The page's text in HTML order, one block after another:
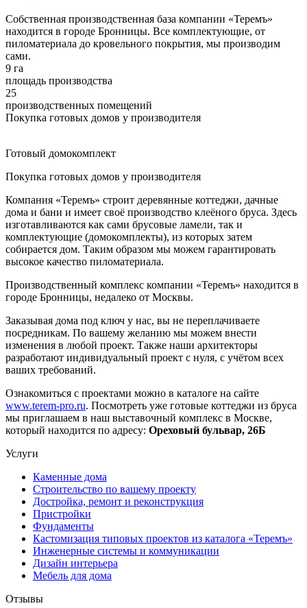
Собственная производственная база компании «Теремъ»
находится в городе Бронницы. Все комплектующие, от
пиломатериала до кровельного покрытия, мы производим
сами.
9 га
площадь производства
25
производственных помещений
Покупка готовых домов у производителя
Готовый домокомплект
Покупка готовых домов у производителя
Компания «Теремъ» строит деревянные коттеджи, дачные
дома и бани и имеет своё производство клеёного бруса. Здесь
изготавливаются как сами брусовые ламели, так и
комплектующие (домокомплекты), из которых затем
собирается дом. Таким образом мы можем гарантировать
высокое качество пиломатериала.
Производственный комплекс компании «Теремъ» находится в
городе Бронницы, недалеко от Москвы.
Заказывая дома под ключ у нас, вы не переплачиваете
посредникам. По вашему желанию мы можем внести
изменения в любой проект. Также наши архитекторы
разработают индивидуальный проект с нуля, с учётом всех
ваших требований.
Ознакомиться с проектами можно в каталоге на сайте
www.terem-pro.ru. Посмотреть уже готовые коттеджи из бруса
мы приглашаем в наш выставочный комплекс в Москве,
который находится по адресу: Ореховый бульвар, 26Б
Услуги
Каменные дома
Строительство по вашему проекту
Достройка, ремонт и реконструкция
Пристройки
Фундаменты
Кастомизация типовых проектов из каталога «Теремъ»
Инженерные системы и коммуникации
Дизайн интерьера
Мебель для дома
Отзывы